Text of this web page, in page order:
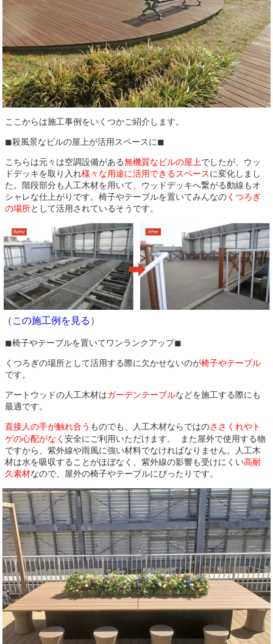
ここからは施工事例をいくつかご紹介します。
◼︎殺風景なビルの屋上が活用スペースに◼︎
こちらは元々は空調設備がある無機質なビルの屋上でしたが、ウッ
ドデッキを取り入れ様々な用途に活用できるスペースに変化しまし
た。階段部分も人工木材を用いて、ウッドデッキへ繋がる動線もオ
シャレな仕上がりです。椅子やテーブルを置いてみんなのくつろぎ
の場所として活用されているそうです。
（ この施工例を見る ）
◼︎椅子やテーブルを置いてワンランクアップ◼︎
くつろぎの場所として活用する際に欠かせないのが椅子やテーブル
です。
アートウッドの人工木材はガーデンテーブルなどを施工する際にも
最適です。
直接人の手が触れ合う ものでも、人工木材ならではのささくれやト
ゲの心配がなく 安全にご利用いただけます。 また屋外で使用する物
ですから、紫外線や雨風に強い材料でなければなりません。人工木
材は水を吸収することがほぼなく、紫外線の影響も受けにくい高耐
久素材なので、屋外の椅子やテーブルにぴったりです。